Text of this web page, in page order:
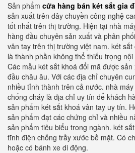
Sản phẩm cửa hàng bán két sắt gia
sản xuất trên dây chuyền công nghệ
tốt nhất trên thị trường. Hiện tại nhà
hàng đầu chuyên sản xuất và phân
vân tay trên thị trường việt nam. két
là thành phần không thể thiếu trọng
Các mẫu két sắt khoá đổi mã được
đầu châu âu. Với các địa chỉ chuyên
nhiều tỉnh thành trên cả nước. nhà
chống cháy là địa chỉ uy tín để khách
sản phẩm két sắt khoá vân tay uy tín.
sản phẩm đạt các chứng chỉ và nhiều
sản phẩm tiêu biểu trong ngành. két
tĩnh điện chống trầy xước bề mặt. Có
hoặc có bánh xe di động.